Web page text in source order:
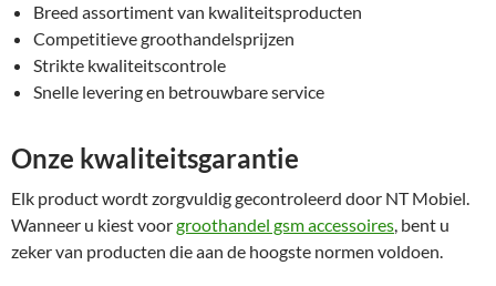
Breed assortiment van kwaliteitsproducten
Competitieve groothandelsprijzen
Strikte kwaliteitscontrole
Snelle levering en betrouwbare service
Onze kwaliteitsgarantie
Elk product wordt zorgvuldig gecontroleerd door NT Mobiel.
Wanneer u kiest voorgroothandel gsm accessoires, bent u
zeker van producten die aan de hoogste normen voldoen.